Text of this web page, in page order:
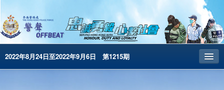
2022年8月24日至2022年9月6日 第1215期